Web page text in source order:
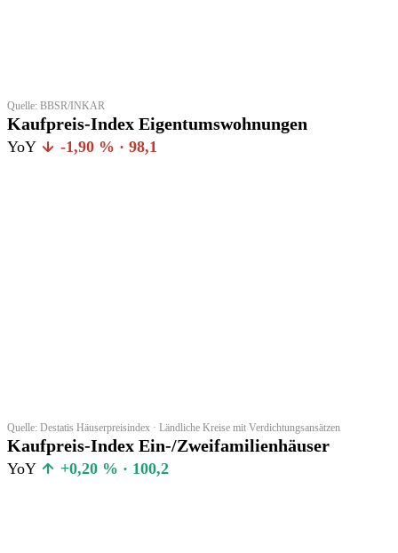
Quelle: BBSR/INKAR
Kaufpreis-Index Eigentumswohnungen
YoY -1,90 % · 98,1
Quelle: Destatis Häuserpreisindex · Ländliche Kreise mit Verdichtungsansätzen
Kaufpreis-Index Ein-/Zweifamilienhäuser
YoY +0,20 % · 100,2